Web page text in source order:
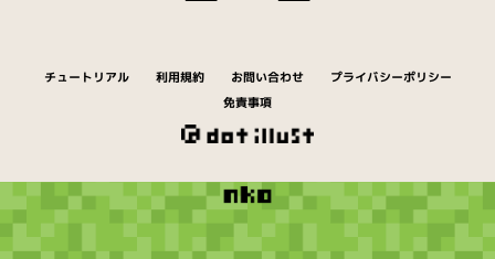
チュートリアル 利用規約 お問い合わせ
プライバシーポリシー
免責事項